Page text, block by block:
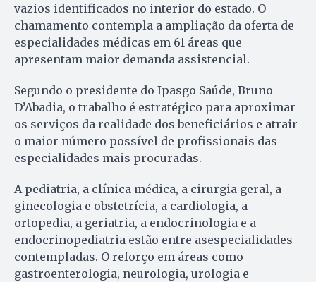
vazios identificados no interior do estado. O
chamamento contempla a ampliação da oferta de
especialidades médicas em 61 áreas que
apresentam maior demanda assistencial.
Segundo o presidente do Ipasgo Saúde, Bruno
D’Abadia, o trabalho é estratégico para aproximar
os serviços da realidade dos beneficiários e atrair
o maior número possível de profissionais das
especialidades mais procuradas.
A pediatria, a clínica médica, a cirurgia geral, a
ginecologia e obstetrícia, a cardiologia, a
ortopedia, a geriatria, a endocrinologia e a
endocrinopediatria estão entre asespecialidades
contempladas. O reforço em áreas como
gastroenterologia, neurologia, urologia e